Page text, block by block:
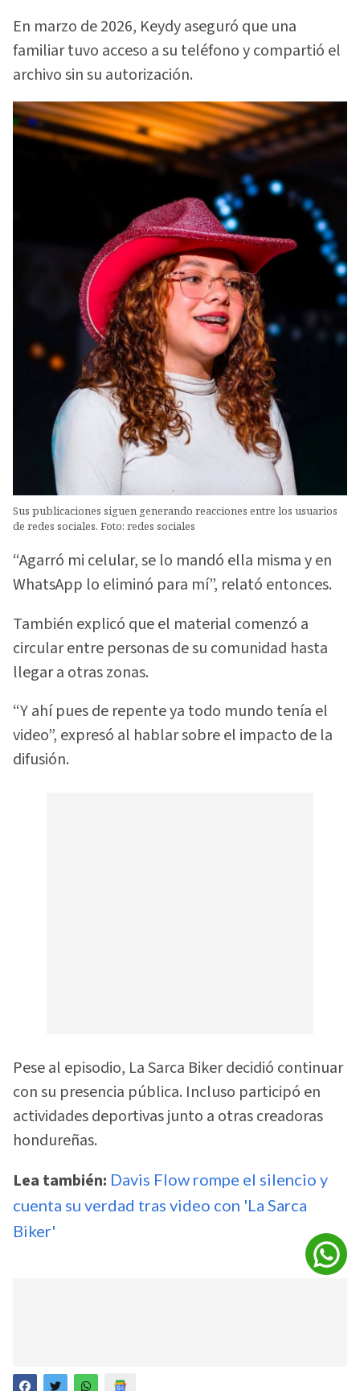
En marzo de 2026, Keydy aseguró que una
familiar tuvo acceso a su teléfono y compartió el
archivo sin su autorización.
Sus publicaciones siguen generando reacciones entre los usuarios
de redes sociales. Foto: redes sociales
“Agarró mi celular, se lo mandó ella misma y en
WhatsApp lo eliminó para mí”, relató entonces.
También explicó que el material comenzó a
circular entre personas de su comunidad hasta
llegar a otras zonas.
“Y ahí pues de repente ya todo mundo tenía el
video”, expresó al hablar sobre el impacto de la
difusión.
Pese al episodio, La Sarca Biker decidió continuar
con su presencia pública. Incluso participó en
actividades deportivas junto a otras creadoras
hondureñas.
Lea también: Davis Flow rompe el silencio y
cuenta su verdad tras video con 'La Sarca
Biker'